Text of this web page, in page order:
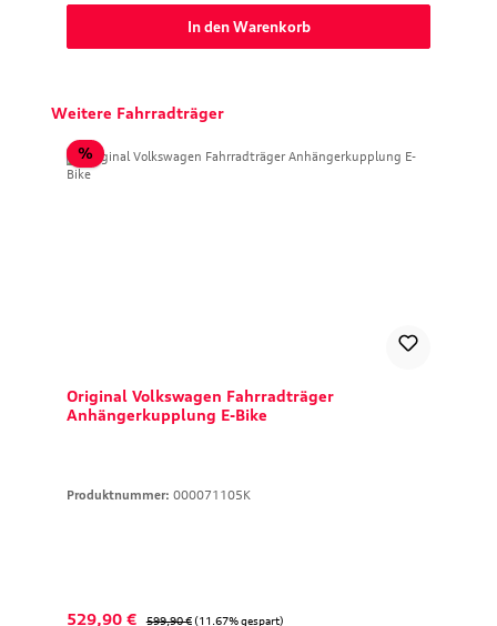
In den Warenkorb
Produktgalerie überspringen
Weitere Fahrradträger
%Rabatt
Original Volkswagen Fahrradträger
Anhängerkupplung E-Bike
Produktnummer: 000071105K
Verkaufspreis:
529,90 € Regulärer Preis:
599,90 € (11.67% gespart)